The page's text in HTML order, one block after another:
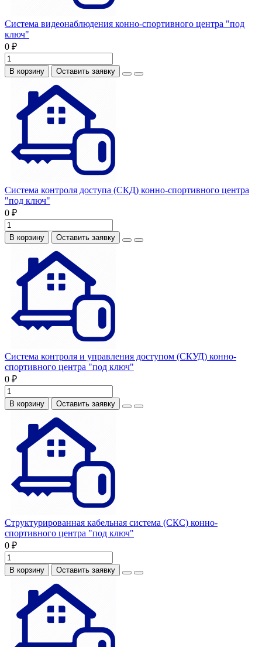
Система видеонаблюдения конно-спортивного центра "под
ключ"
0 ₽
В корзину Оставить заявку
Система контроля доступа (СКД) конно-спортивного центра
"под ключ"
0 ₽
В корзину Оставить заявку
Система контроля и управления доступом (СКУД) конно-
спортивного центра "под ключ"
0 ₽
В корзину Оставить заявку
Структурированная кабельная система (СКС) конно-
спортивного центра "под ключ"
0 ₽
В корзину Оставить заявку